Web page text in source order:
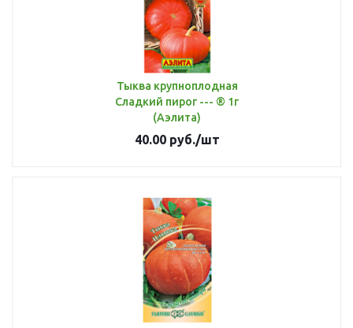
Тыква крупноплодная
Сладкий пирог --- ® 1г
(Аэлита)
40.00руб./шт